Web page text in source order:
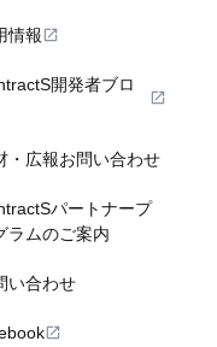
情報
開発者ブロ
・広報お問い合わせ
パートナープ
ラムのご案内
い合わせ